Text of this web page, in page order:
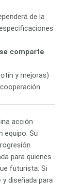
de la
comparte
y mejoras)
acción
equipo. Su
para quienes
futurista. Si
diseñada para